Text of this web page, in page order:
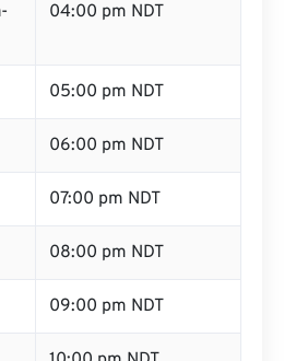
04:00 pm NDT
05:00 pm NDT
06:00 pm NDT
07:00 pm NDT
08:00 pm NDT
09:00 pm NDT